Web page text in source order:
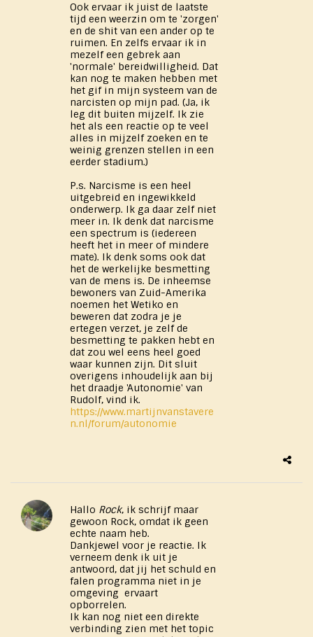
Ook ervaar ik juist de laatste
tijd een weerzin om te 'zorgen'
en de shit van een ander op te
ruimen. En zelfs ervaar ik in
mezelf een gebrek aan
'normale' bereidwilligheid. Dat
kan nog te maken hebben met
het gif in mijn systeem van de
narcisten op mijn pad. (Ja, ik
leg dit buiten mijzelf. Ik zie
het als een reactie op te veel
alles in mijzelf zoeken en te
weinig grenzen stellen in een
eerder stadium.)
P.s. Narcisme is een heel
uitgebreid en ingewikkeld
onderwerp. Ik ga daar zelf niet
meer in. Ik denk dat narcisme
een spectrum is (iedereen
heeft het in meer of mindere
mate). Ik denk soms ook dat
het de werkelijke besmetting
van de mens is. De inheemse
bewoners van Zuid-Amerika
noemen het Wetiko en
beweren dat zodra je je
ertegen verzet, je zelf de
besmetting te pakken hebt en
dat zou wel eens heel goed
waar kunnen zijn. Dit sluit
overigens inhoudelijk aan bij
het draadje 'Autonomie' van
Rudolf, vind ik.
https://www.martijnvanstavere
n.nl/forum/autonomie
Hallo Rock, ik schrijf maar
gewoon Rock, omdat ik geen
echte naam heb.
Dankjewel voor je reactie. Ik
verneem denk ik uit je
antwoord, dat jij het schuld en
falen programma niet in je
omgeving ervaart
opborrelen.
Ik kan nog niet een direkte
verbinding zien met het topic